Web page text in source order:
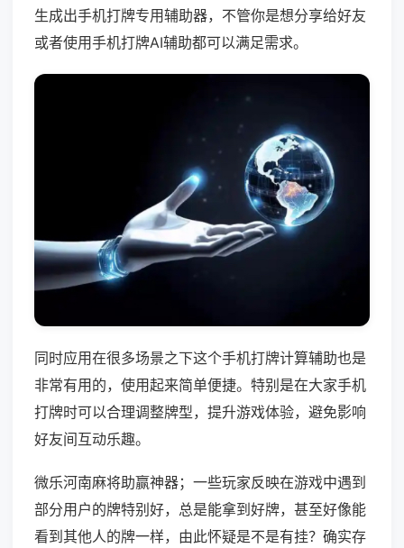
生成出手机打牌专用辅助器，不管你是想分享给好友
或者使用手机打牌AI辅助都可以满足需求。
同时应用在很多场景之下这个手机打牌计算辅助也是
非常有用的，使用起来简单便捷。特别是在大家手机
打牌时可以合理调整牌型，提升游戏体验，避免影响
好友间互动乐趣。
微乐河南麻将助赢神器；一些玩家反映在游戏中遇到
部分用户的牌特别好，总是能拿到好牌，甚至好像能
看到其他人的牌一样，由此怀疑是不是有挂？确实存